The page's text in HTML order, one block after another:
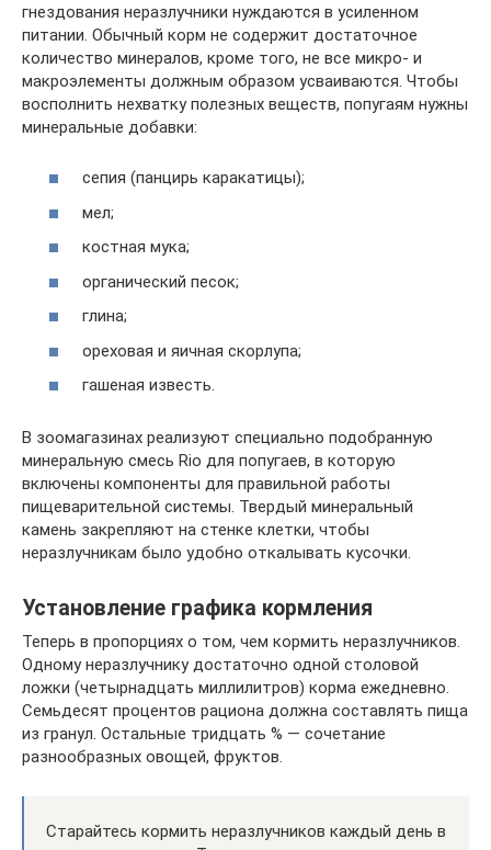
гнездования неразлучники нуждаются в усиленном
питании. Обычный корм не содержит достаточное
количество минералов, кроме того, не все микро- и
макроэлементы должным образом усваиваются. Чтобы
восполнить нехватку полезных веществ, попугаям нужны
минеральные добавки:
сепия (панцирь каракатицы);
мел;
костная мука;
органический песок;
глина;
ореховая и яичная скорлупа;
гашеная известь.
В зоомагазинах реализуют специально подобранную
минеральную смесь Rio для попугаев, в которую
включены компоненты для правильной работы
пищеварительной системы. Твердый минеральный
камень закрепляют на стенке клетки, чтобы
неразлучникам было удобно откалывать кусочки.
Установление графика кормления
Теперь в пропорциях о том, чем кормить неразлучников.
Одному неразлучнику достаточно одной столовой
ложки (четырнадцать миллилитров) корма ежедневно.
Семьдесят процентов рациона должна составлять пища
из гранул. Остальные тридцать % — сочетание
разнообразных овощей, фруктов.
Старайтесь кормить неразлучников каждый день в